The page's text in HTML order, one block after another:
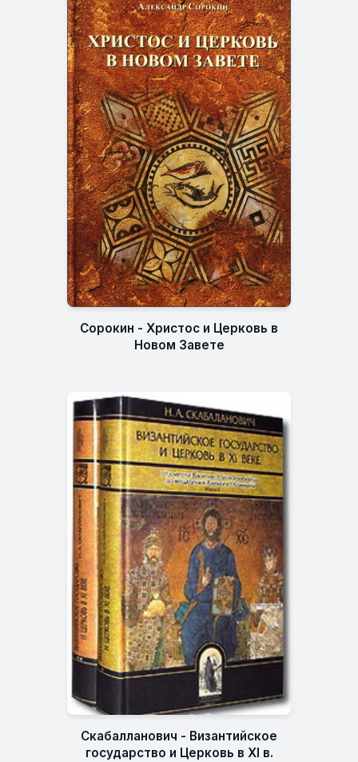
Сорокин - Христос и Церковь в
Новом Завете
Скабалланович - Византийское
государство и Церковь в XI в.